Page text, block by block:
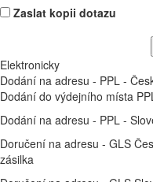
Zaslat kopii dotazu
Elektronicky
Dodání na adresu - PPL -
Dodání do výdejního místa
Dodání na adresu - PPL -
Doručení na adresu - GLS
zásilka